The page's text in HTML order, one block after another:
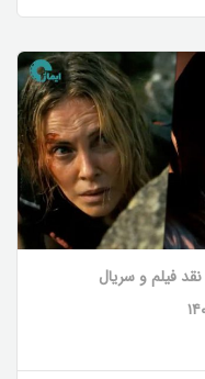
نقد فیلم و سریال